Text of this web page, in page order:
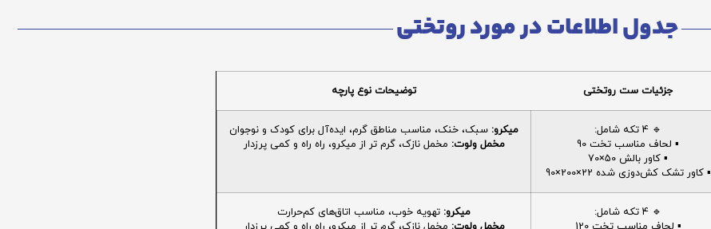
جدول اطلاعات در مورد روتختی
جزئیات ست روتختی توضیحات نوع پارچه
🔹 4 تکه شامل:
▪️ لحاف مناسب تخت 90
▪️ کاور بالش 50×70
▪️ کاور تشک کش‌دوزی شده 22×200×90
میکرو: سبک، خنک، مناسب مناطق گرم، ایده‌آل برای کودک و نوجوان
مخمل ولوت: مخمل نازک، گرم تر از میکرو، راه راه و کمی پرزدار
🔹 4 تکه شامل:
میکرو: تهویه خوب، مناسب اتاق‌های کم‌حرارت